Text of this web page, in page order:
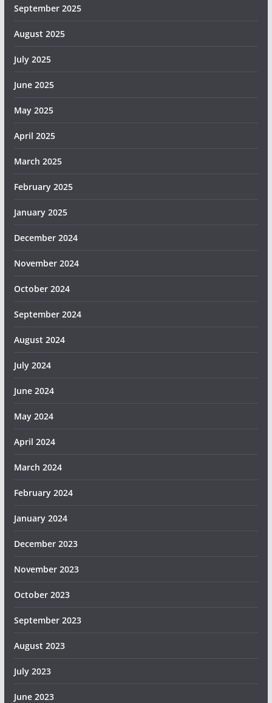
September 2025
August 2025
July 2025
June 2025
May 2025
April 2025
March 2025
February 2025
January 2025
December 2024
November 2024
October 2024
September 2024
August 2024
July 2024
June 2024
May 2024
April 2024
March 2024
February 2024
January 2024
December 2023
November 2023
October 2023
September 2023
August 2023
July 2023
June 2023